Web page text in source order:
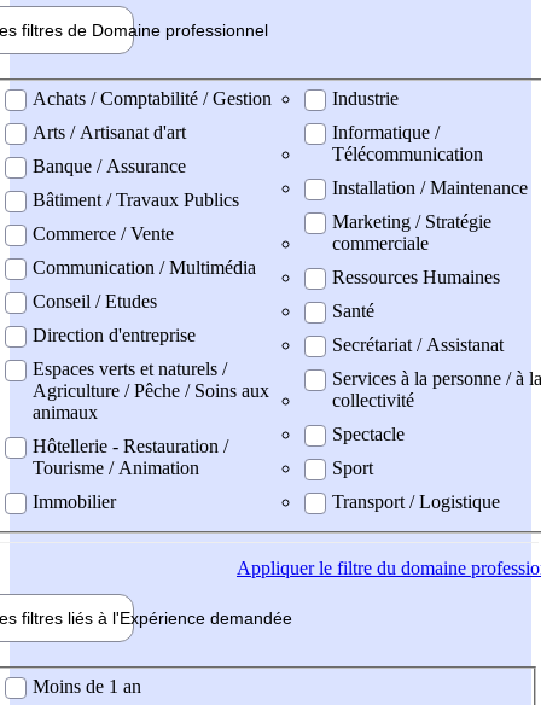
filtres de Domaine professionnel
professionel
Achats / Comptabilité / Gestion
Arts / Artisanat d'art
Banque / Assurance
Bâtiment / Travaux Publics
Commerce / Vente
Communication / Multimédia
Conseil / Etudes
Direction d'entreprise
Espaces verts et naturels /
Agriculture / Pêche / Soins aux
animaux
Hôtellerie - Restauration /
Tourisme / Animation
Immobilier
Industrie
Informatique /
Télécommunication
Installation / Maintenance
Marketing / Stratégie
commerciale
Ressources Humaines
Santé
Secrétariat / Assistanat
Services à la personne / à la
collectivité
Spectacle
Sport
Transport / Logistique
Appliquerle filtre du domaine
filtres liés à l'Expérience demandée
demandée
Moins de 1 an